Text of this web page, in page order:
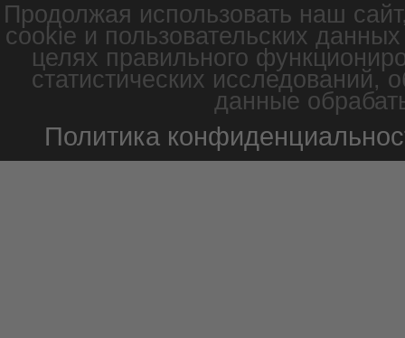
Продолжая использовать наш
cookie и пользовательских
целях правильного
статистических
данные
Политика